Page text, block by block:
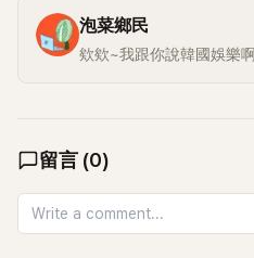
泡菜鄉民
欸欸~我跟你說韓國娛樂
留言 (0)